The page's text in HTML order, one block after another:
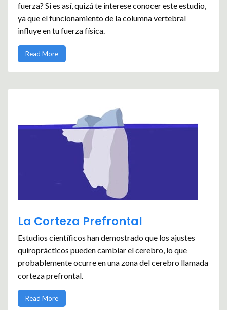
fuerza? Si es así, quizá te interese conocer este estudio,
ya que el funcionamiento de la columna vertebral
influye en tu fuerza física.
Read More
La Corteza Prefrontal
Estudios científicos han demostrado que los ajustes
quiroprácticos pueden cambiar el cerebro, lo que
probablemente ocurre en una zona del cerebro llamada
corteza prefrontal.
Read More